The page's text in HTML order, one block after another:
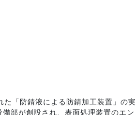
「防錆液による防錆加工装置」の
部が創設され、表面処理装置のエ